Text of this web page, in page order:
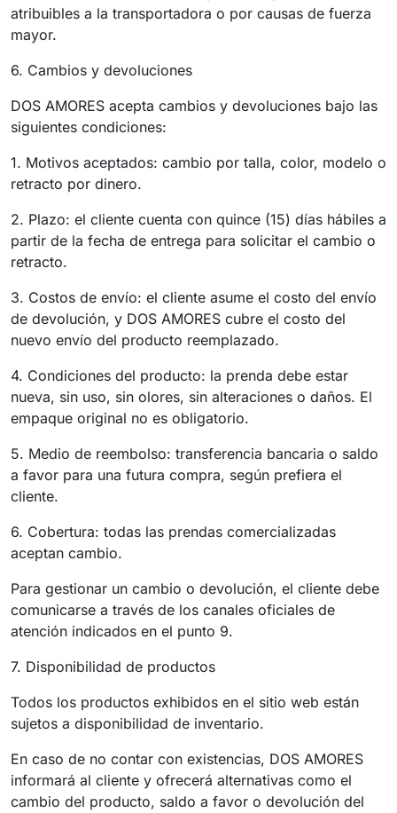
atribuibles a la transportadora o por causas de fuerza
mayor.
6. Cambios y devoluciones
DOS AMORES acepta cambios y devoluciones bajo las
siguientes condiciones:
1. Motivos aceptados: cambio por talla, color, modelo o
retracto por dinero.
2. Plazo: el cliente cuenta con quince (15) días hábiles a
partir de la fecha de entrega para solicitar el cambio o
retracto.
3. Costos de envío: el cliente asume el costo del envío
de devolución, y DOS AMORES cubre el costo del
nuevo envío del producto reemplazado.
4. Condiciones del producto: la prenda debe estar
nueva, sin uso, sin olores, sin alteraciones o daños. El
empaque original no es obligatorio.
5. Medio de reembolso: transferencia bancaria o saldo
a favor para una futura compra, según prefiera el
cliente.
6. Cobertura: todas las prendas comercializadas
aceptan cambio.
Para gestionar un cambio o devolución, el cliente debe
comunicarse a través de los canales oficiales de
atención indicados en el punto 9.
7. Disponibilidad de productos
Todos los productos exhibidos en el sitio web están
sujetos a disponibilidad de inventario.
En caso de no contar con existencias, DOS AMORES
informará al cliente y ofrecerá alternativas como el
cambio del producto, saldo a favor o devolución del